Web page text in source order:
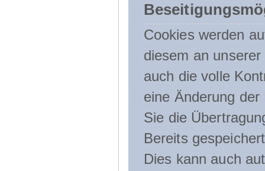
Cookies werden
diesem an
auch die volle
eine Änderung
Sie die
Bereits
Dies kann auch